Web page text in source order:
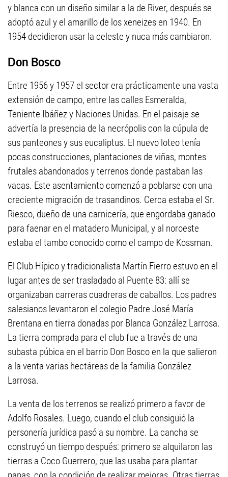
y blanca con un diseño similar a la de River, después se
adoptó azul y el amarillo de los xeneizes en 1940. En
1954 decidieron usar la celeste y nuca más cambiaron.
Don Bosco
Entre 1956 y 1957 el sector era prácticamente una vasta
extensión de campo, entre las calles Esmeralda,
Teniente Ibáñez y Naciones Unidas. En el paisaje se
advertía la presencia de la necrópolis con la cúpula de
sus panteones y sus eucaliptus. El nuevo loteo tenía
pocas construcciones, plantaciones de viñas, montes
frutales abandonados y terrenos donde pastaban las
vacas. Este asentamiento comenzó a poblarse con una
creciente migración de trasandinos. Cerca estaba el Sr.
Riesco, dueño de una carnicería, que engordaba ganado
para faenar en el matadero Municipal, y al noroeste
estaba el tambo conocido como el campo de Kossman.
El Club Hípico y tradicionalista Martín Fierro estuvo en el
lugar antes de ser trasladado al Puente 83: allí se
organizaban carreras cuadreras de caballos. Los padres
salesianos levantaron el colegio Padre José María
Brentana en tierra donadas por Blanca González Larrosa.
La tierra comprada para el club fue a través de una
subasta púbica en el barrio Don Bosco en la que salieron
a la venta varias hectáreas de la familia González
Larrosa.
La venta de los terrenos se realizó primero a favor de
Adolfo Rosales. Luego, cuando el club consiguió la
personería jurídica pasó a su nombre. La cancha se
construyó un tiempo después: primero se alquilaron las
tierras a Coco Guerrero, que las usaba para plantar